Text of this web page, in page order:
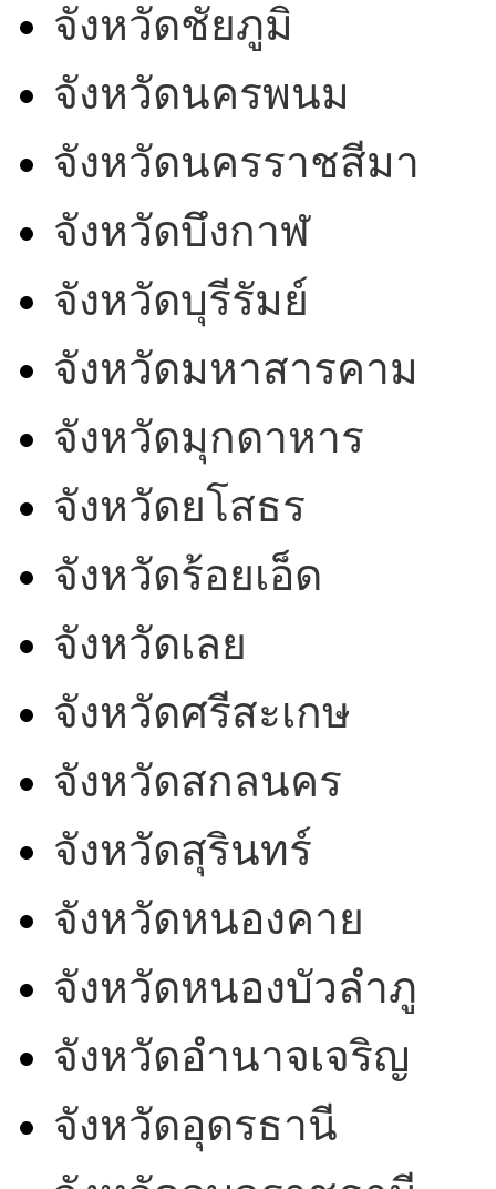
จังหวัดชัยภูมิ
จังหวัดนครพนม
จังหวัดนครราชสีมา
จังหวัดบึงกาฬ
จังหวัดบุรีรัมย์
จังหวัดมหาสารคาม
จังหวัดมุกดาหาร
จังหวัดยโสธร
จังหวัดร้อยเอ็ด
จังหวัดเลย
จังหวัดศรีสะเกษ
จังหวัดสกลนคร
จังหวัดสุรินทร์
จังหวัดหนองคาย
จังหวัดหนองบัวลำภู
จังหวัดอำนาจเจริญ
จังหวัดอุดรธานี